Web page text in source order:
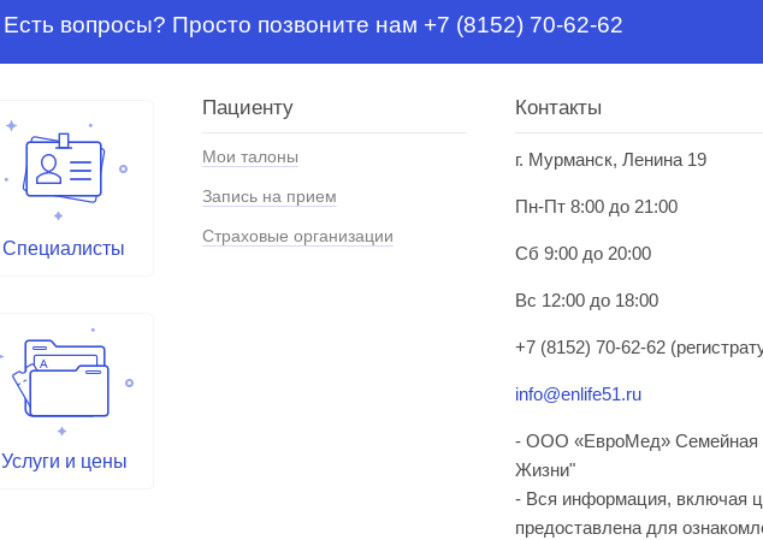
Есть вопросы? Просто позвоните нам +7 (8152) 70-62-62
Специалисты
Услуги и цены
Пациенту
Мои талоны
Запись на прием
Страховые организации
Контакты
г. Мурманск, Ленина 19
Пн-Пт 8:00 до 21:00
Сб 9:00 до 20:00
Вс 12:00 до 18:00
+7 (8152) 70-62-62
info@enlife51.ru
- ООО «ЕвроМед» Семейная
Жизни"
- Вся информация, включая
предоставлена для